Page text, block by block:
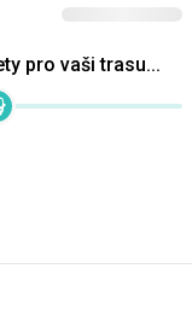
pro vaši trasu...